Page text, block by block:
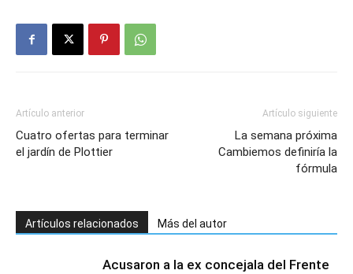
Artículo anterior
Cuatro ofertas para terminar
el jardín de Plottier
Artículo siguiente
La semana próxima
Cambiemos definiría la
fórmula
Artículos relacionados Más del autor
Acusaron a la ex concejala del Frente